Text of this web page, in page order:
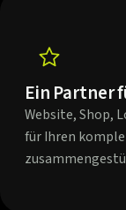
Ein Partner
Website, Shop,
für Ihren